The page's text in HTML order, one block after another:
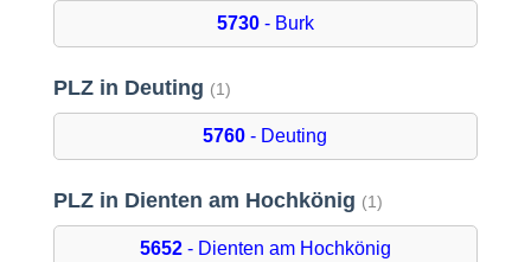
5730- Burk
PLZ in Deuting (1)
5760 - Deuting
PLZ in Dienten am Hochkönig (1)
5652- Dienten am Hochkönig